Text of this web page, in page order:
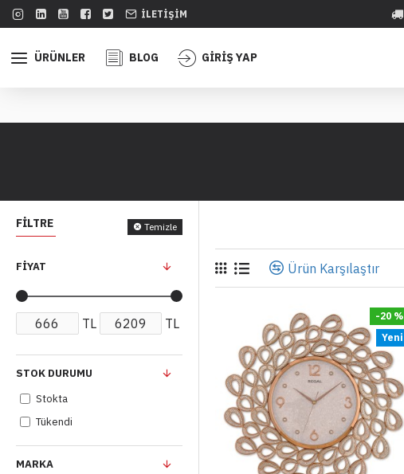
İLETIŞIM
ÜRÜNLER BLOG GİRİŞ YAP
FILTRE Temizle
FIYAT
TL TL
MARKA
STOK DURUMU
Stokta
Tükendi
Ürün Karşılaştır
Yeni
-20 %